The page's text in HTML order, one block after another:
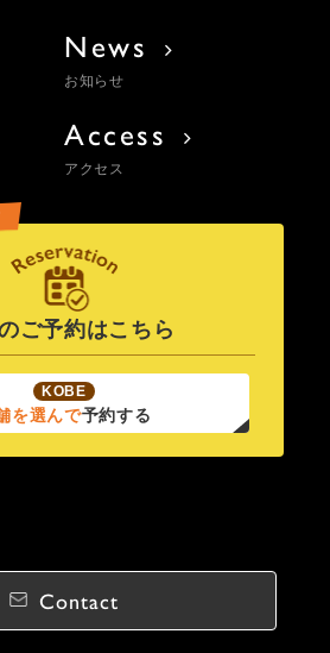
News
お知らせ
Access
アクセス
ご予約はこちら
KOBE
を選んで予約する
Contact